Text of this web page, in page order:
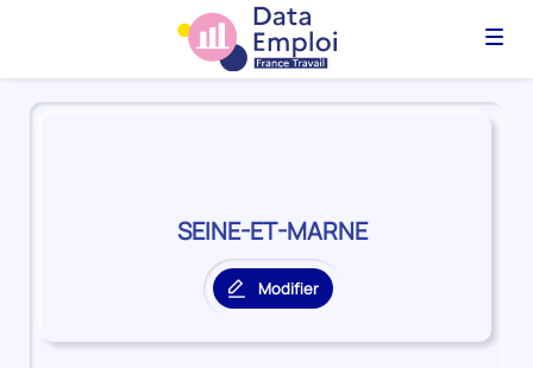
Menu
Panorama
SEINE-ET-MARNE
Modifier
le
principal